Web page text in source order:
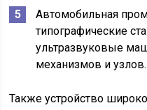
Автомобильная
типографические
ультразвуковые
механизмов и узлов.
Также устройство